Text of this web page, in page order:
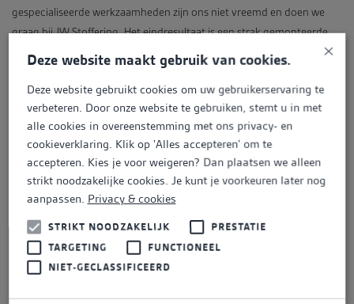
gespecialiseerde werkzaamheden zijn ons niet vreemd en doen we
graag bij JW Stoffering. Het eindresultaat is een strak gemonteerde
hemel in de VW T2, klaar voor nog jaren plezier!
VORIGE
×
Deze website maakt gebruik van cookies.
Deze website gebruikt cookies om uw gebruikerservaring te
verbeteren. Door onze website te gebruiken, stemt u in met
alle cookies in overeenstemming met ons privacy- en
cookieverklaring. Klik op 'Alles accepteren' om te
accepteren. Kies je voor weigeren? Dan plaatsen we alleen
strikt noodzakelijke cookies. Je kunt je voorkeuren later nog
aanpassen. Privacy & cookies
STRIKT NOODZAKELIJK
PRESTATIE
TARGETING
FUNCTIONEEL
NIET-GECLASSIFICEERD